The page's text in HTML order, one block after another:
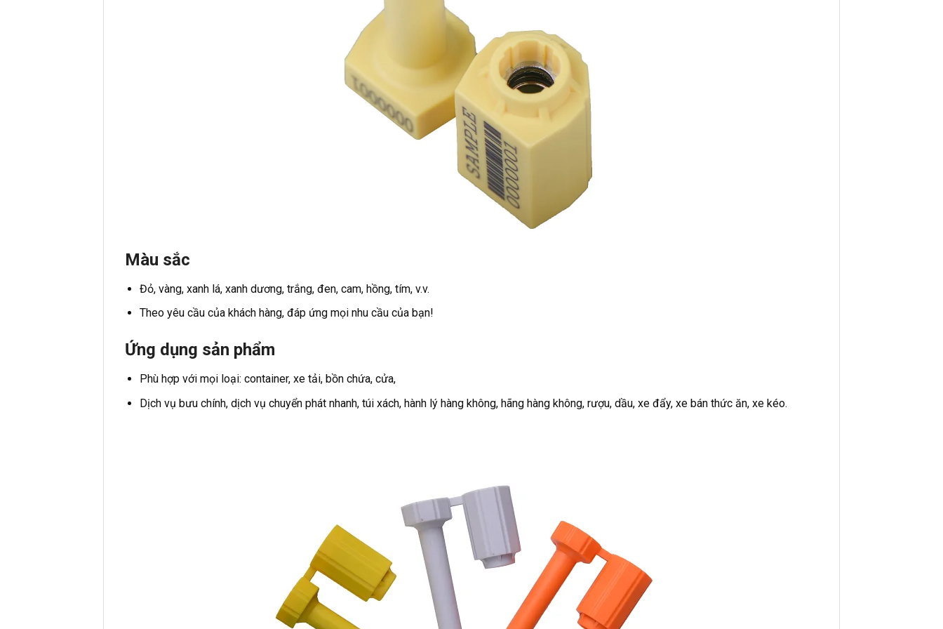
Màu sắc
Đỏ, vàng, xanh lá, xanh dương, trắng, đen, cam, hồng, tím, v.v.
Theo yêu cầu của khách hàng, đáp ứng mọi nhu cầu của bạn!
Ứng dụng sản phẩm
Phù hợp với mọi loại: container, xe tải, bồn chứa, cửa,
Dịch vụ bưu chính, dịch vụ chuyển phát nhanh, túi xách, hành lý hàng không, hãng hàng không, rượu, dầu, xe đẩy, xe bán thức ăn, xe kéo.